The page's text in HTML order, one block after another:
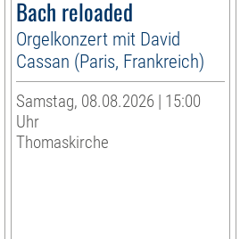
Bach reloaded
Orgelkonzert mit David
Cassan (Paris, Frankreich)
Samstag, 08.08.2026 | 15:00
Uhr
Thomaskirche